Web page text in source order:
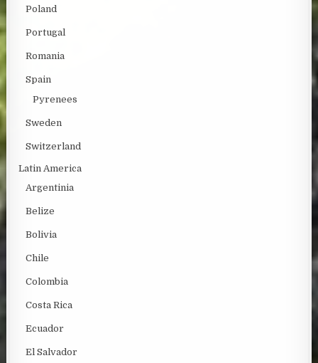
Poland
Portugal
Romania
Spain
Pyrenees
Sweden
Switzerland
Latin America
Argentinia
Belize
Bolivia
Chile
Colombia
Costa Rica
Ecuador
El Salvador